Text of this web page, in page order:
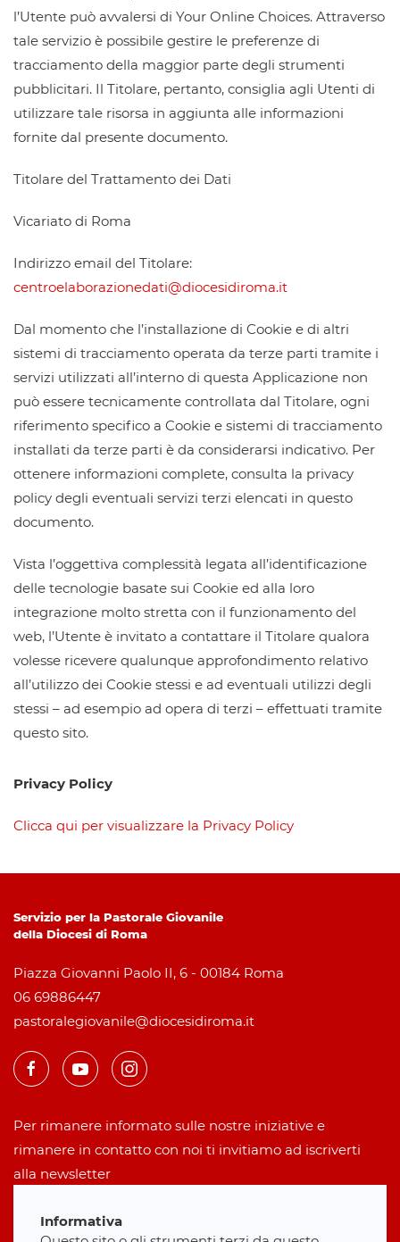
l’Utente può avvalersi di Your Online Choices. Attraverso
tale servizio è possibile gestire le preferenze di
tracciamento della maggior parte degli strumenti
pubblicitari. Il Titolare, pertanto, consiglia agli Utenti di
utilizzare tale risorsa in aggiunta alle informazioni
fornite dal presente documento.
Titolare del Trattamento dei Dati
Vicariato di Roma
Indirizzo email del Titolare:
centroelaborazionedati@diocesidiroma.it
Dal momento che l’installazione di Cookie e di altri
sistemi di tracciamento operata da terze parti tramite i
servizi utilizzati all’interno di questa Applicazione non
può essere tecnicamente controllata dal Titolare, ogni
riferimento specifico a Cookie e sistemi di tracciamento
installati da terze parti è da considerarsi indicativo. Per
ottenere informazioni complete, consulta la privacy
policy degli eventuali servizi terzi elencati in questo
documento.
Vista l’oggettiva complessità legata all’identificazione
delle tecnologie basate sui Cookie ed alla loro
integrazione molto stretta con il funzionamento del
web, l’Utente è invitato a contattare il Titolare qualora
volesse ricevere qualunque approfondimento relativo
all’utilizzo dei Cookie stessi e ad eventuali utilizzi degli
stessi – ad esempio ad opera di terzi – effettuati tramite
questo sito.
Privacy Policy
Clicca qui per visualizzare la Privacy Policy
Servizio per la Pastorale Giovanile
della Diocesi di Roma
Piazza Giovanni Paolo II, 6 - 00184 Roma
06 69886447
pastoralegiovanile@diocesidiroma.it
Per rimanere informato sulle nostre iniziative e
rimanere in contatto con noi ti invitiamo ad iscriverti
alla newsletter
Iscriviti alla newsletter
Informativa